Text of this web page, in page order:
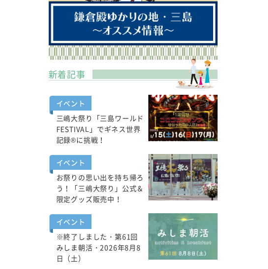
新着記事
イベント
三嶋大祭り「三島ワールド
FESTIVAL」でギネス世界
記録®に挑戦！
イベント
お祭りの思い出を持ち帰ろ
う！「三嶋大祭り」公式＆
限定グッズ販売中！
イベント
※終了しました・第61回
みしま朝活・2026年8月8
日（土）